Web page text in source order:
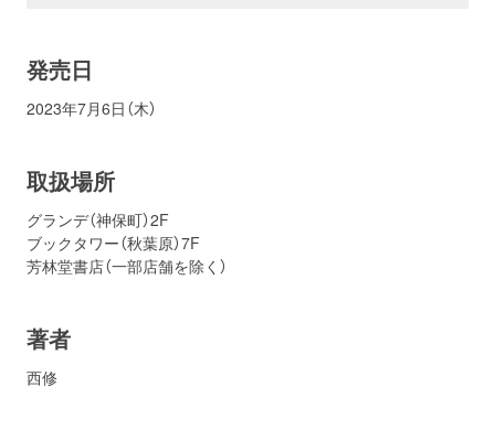
発売日
2023年7月6日（木）
取扱場所
グランデ（神保町）2F
ブックタワー（秋葉原）7F
芳林堂書店（一部店舗を除く）
著者
西修